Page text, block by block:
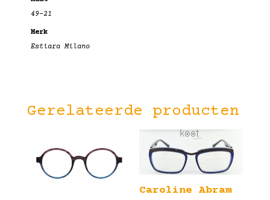
49-21
Merk
Estiara Milano
Gerelateerde producten
Caroline Abram